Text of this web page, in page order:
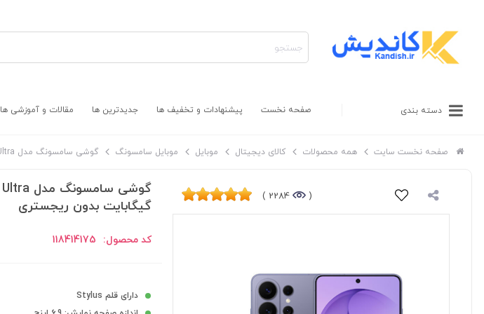
دسته بندی صفحه نخست پیشنهادات و تخفیف ها جدیدترین ها مقالات و آموزشی ها
صفحه نخست سایت همه محصولات کالای دیجیتال موبایل موبایل سامسونگ گوشی سامسونگ مدل Galaxy S26 Ultra حافظه 256 و رم 12 گیگابایت بدون ریجستری
(
2284 )
گیگابایت بدون ریجستری
کد محصول: 118414175
دارای قلم Stylus